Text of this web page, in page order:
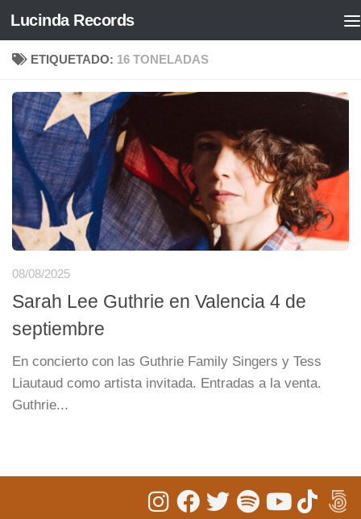
Saltar al contenido
Lucinda Records
ETIQUETADO: 16 TONELADAS
08/08/2025
Sarah Lee Guthrie en Valencia 4 de
septiembre
En concierto con las Guthrie Family Singers y Tess
Liautaud como artista invitada. Entradas a la venta.
Guthrie...